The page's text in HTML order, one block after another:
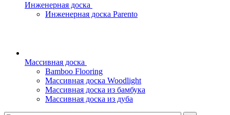
Инженерная доска
Инженерная доска Parento
Массивная доска
Bamboo Flooring
Массивная доска Woodlight
Массивная доска из бамбука
Массивная доска из дуба